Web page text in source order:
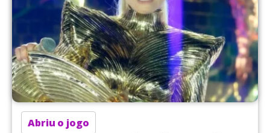
Abriu o jogo